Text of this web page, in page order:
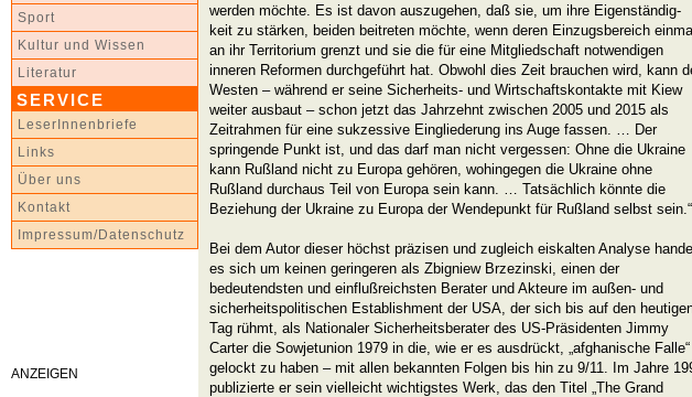
Sport
Kultur und Wissen
Literatur
SERVICE
LeserInnenbriefe
Links
Über uns
Kontakt
Impressum/Datenschutz
ANZEIGEN
werden möchte. Es ist davon auszugehen, daß sie, um ihre Eigenständig-
keit zu stärken, beiden beitreten möchte, wenn deren Einzugsbereich
an ihr Territorium grenzt und sie die für eine Mitgliedschaft notwendigen
inneren Reformen durchgeführt hat. Obwohl dies Zeit brauchen wird, kann
Westen – während er seine Sicherheits- und Wirtschaftskontakte mit Kiew
weiter ausbaut – schon jetzt das Jahrzehnt zwischen 2005 und 2015 als
Zeitrahmen für eine sukzessive Eingliederung ins Auge fassen. … Der
springende Punkt ist, und das darf man nicht vergessen: Ohne die Ukraine
kann Rußland nicht zu Europa gehören, wohingegen die Ukraine ohne
Rußland durchaus Teil von Europa sein kann. … Tatsächlich könnte die
Beziehung der Ukraine zu Europa der Wendepunkt für Rußland selbst sein.“
Bei dem Autor dieser höchst präzisen und zugleich eiskalten Analyse
es sich um keinen geringeren als Zbigniew Brzezinski, einen der
bedeutendsten und einflußreichsten Berater und Akteure im außen- und
sicherheitspolitischen Establishment der USA, der sich bis auf den
Tag rühmt, als Nationaler Sicherheitsberater des US-Präsidenten Jimmy
Carter die Sowjetunion 1979 in die, wie er es ausdrückt, „afghanische Falle“
gelockt zu haben – mit allen bekannten Folgen bis hin zu 9/11. Im Jahre
publizierte er sein vielleicht wichtigstes Werk, das den Titel „The Grand